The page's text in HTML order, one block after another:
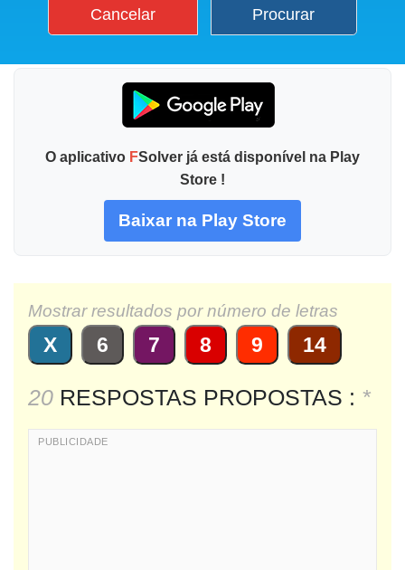
Cancelar Procurar
O aplicativo FSolver já está disponível na Play
Store !
Baixar na Play Store
Mostrar resultados por número de letras
X 6 7 8 9 14
20 RESPOSTAS PROPOSTAS : *